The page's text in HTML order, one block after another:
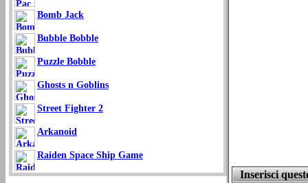
Bomb Jack
Bubble Bobble
Puzzle Bobble
Ghosts n Goblins
Street Fighter 2
Arkanoid
Raiden Space Ship Game
Inserisci